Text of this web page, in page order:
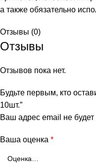
а также обязательно
Отзывы (0)
Отзывы
Отзывов пока нет.
Будьте первым, кто
10шт.”
Ваш адрес email не будет
Ваша оценка *